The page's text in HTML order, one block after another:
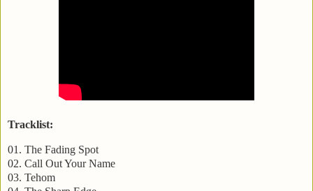
Tracklist:
01. The Fading Spot
02. Call Out Your Name
03. Tehom